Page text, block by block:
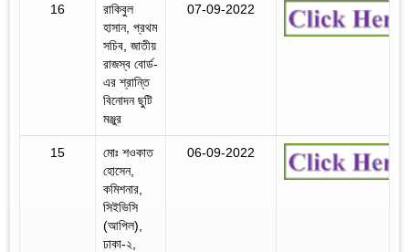
16
রাকিবুল
হাসান, প্রথম
সচিব, জাতীয়
রাজস্ব বোর্ড-
এর শ্রান্তি
বিনোদন ছুটি
মঞ্জুর
07-09-2022
15
মোঃ শওকাত
হোসেন,
কমিশনার,
সিইভিসি
(আপিল),
ঢাকা-২,
06-09-2022